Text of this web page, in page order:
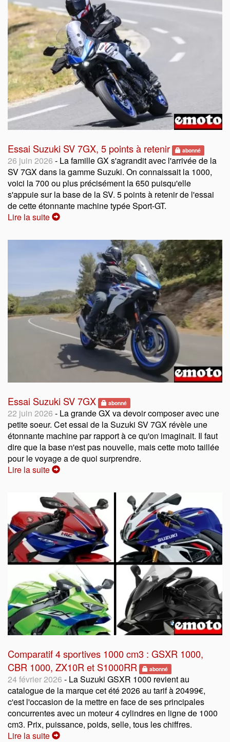
Essai Suzuki SV 7GX, 5 points à retenir abonné
26 juin 2026 - La famille GX s'agrandit avec l'arrivée de la
SV 7GX dans la gamme Suzuki. On connaissait la 1000,
voici la 700 ou plus précisément la 650 puisqu'elle
s'appuie sur la base de la SV. 5 points à retenir de l'essai
de cette étonnante machine typée Sport-GT.
Lire la suite
Essai Suzuki SV 7GX abonné
22 juin 2026 - La grande GX va devoir composer avec une
petite soeur. Cet essai de la Suzuki SV 7GX révèle une
étonnante machine par rapport à ce qu'on imaginait. Il faut
dire que la base n'est pas nouvelle, mais cette moto taillée
pour le voyage a de quoi surprendre.
Lire la suite
Comparatif 4 sportives 1000 cm3 : GSXR 1000,
CBR 1000, ZX10R et S1000RR
abonné
24 février 2026 - La Suzuki GSXR 1000 revient au
catalogue de la marque cet été 2026 au tarif à 20499€,
c'est l'occasion de la mettre en face de ses principales
concurrentes avec un moteur 4 cylindres en ligne de 1000
cm3. Prix, puissance, poids, selle, tous les chiffres.
Lire la suite